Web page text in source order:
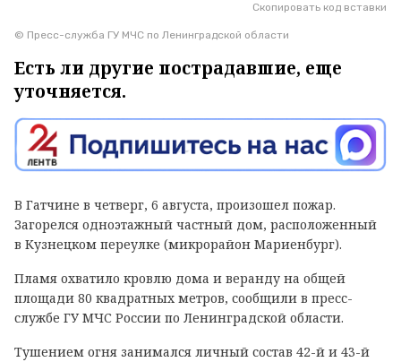
Скопировать код вставки
© Пресс-служба ГУ МЧС по Ленинградской области
Есть ли другие пострадавшие, еще
уточняется.
В Гатчине в четверг, 6 августа, произошел пожар.
Загорелся одноэтажный частный дом, расположенный
в Кузнецком переулке (микрорайон Мариенбург).
Пламя охватило кровлю дома и веранду на общей
площади 80 квадратных метров, сообщили в пресс-
службе ГУ МЧС России по Ленинградской области.
Тушением огня занимался личный состав 42-й и 43-й